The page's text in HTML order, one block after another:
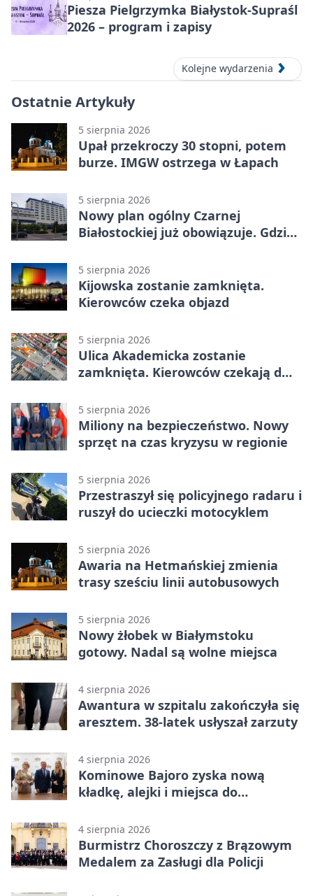
Piesza Pielgrzymka Białystok-Supraśl
2026 – program i zapisy
Kolejne wydarzenia
Ostatnie Artykuły
5 sierpnia 2026
Upał przekroczy 30 stopni, potem
burze. IMGW ostrzega w Łapach
5 sierpnia 2026
Nowy plan ogólny Czarnej
Białostockiej już obowiązuje. Gdzie
5 sierpnia 2026
Kijowska zostanie zamknięta.
Kierowców czeka objazd
5 sierpnia 2026
Ulica Akademicka zostanie
zamknięta. Kierowców czekają dwa
5 sierpnia 2026
Miliony na bezpieczeństwo. Nowy
sprzęt na czas kryzysu w regionie
5 sierpnia 2026
Przestraszył się policyjnego radaru i
ruszył do ucieczki motocyklem
5 sierpnia 2026
Awaria na Hetmańskiej zmienia
trasy sześciu linii autobusowych
5 sierpnia 2026
Nowy żłobek w Białymstoku
gotowy. Nadal są wolne miejsca
4 sierpnia 2026
Awantura w szpitalu zakończyła się
aresztem. 38-latek usłyszał zarzuty
4 sierpnia 2026
Kominowe Bajoro zyska nową
kładkę, alejki i miejsca do
4 sierpnia 2026
Burmistrz Choroszczy z Brązowym
Medalem za Zasługi dla Policji